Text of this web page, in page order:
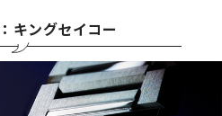
キングセイコー